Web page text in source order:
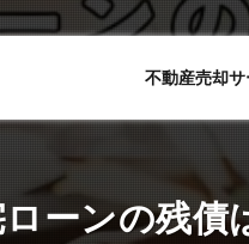
不動産売却サ
ーンの残債